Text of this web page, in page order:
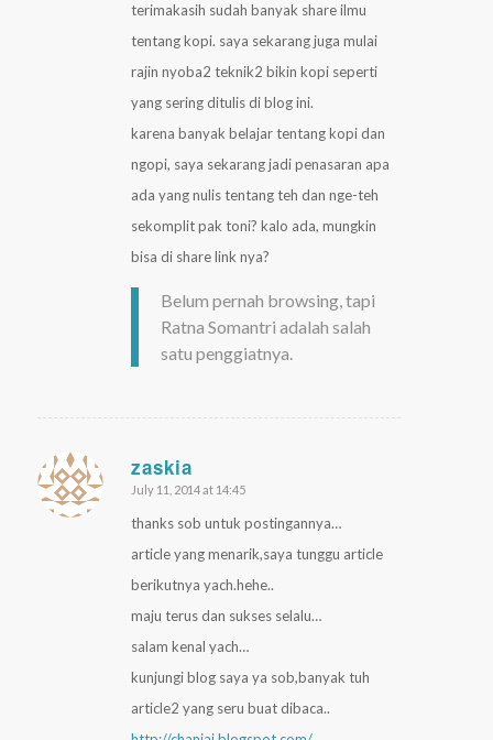
terimakasih sudah banyak share ilmu
tentang kopi. saya sekarang juga mulai
rajin nyoba2 teknik2 bikin kopi seperti
yang sering ditulis di blog ini.
karena banyak belajar tentang kopi dan
ngopi, saya sekarang jadi penasaran apa
ada yang nulis tentang teh dan nge-teh
sekomplit pak toni? kalo ada, mungkin
bisa di share link nya?
Belum pernah browsing, tapi
Ratna Somantri adalah salah
satu penggiatnya.
zaskia
says:
July 11, 2014 at 14:45
thanks sob untuk postingannya…
article yang menarik,saya tunggu article
berikutnya yach.hehe..
maju terus dan sukses selalu…
salam kenal yach…
kunjungi blog saya ya sob,banyak tuh
article2 yang seru buat dibaca..